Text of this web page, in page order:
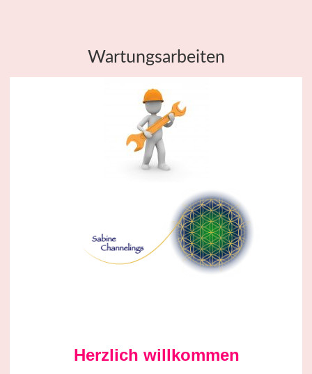
Wartungsarbeiten
Herzlich willkommen